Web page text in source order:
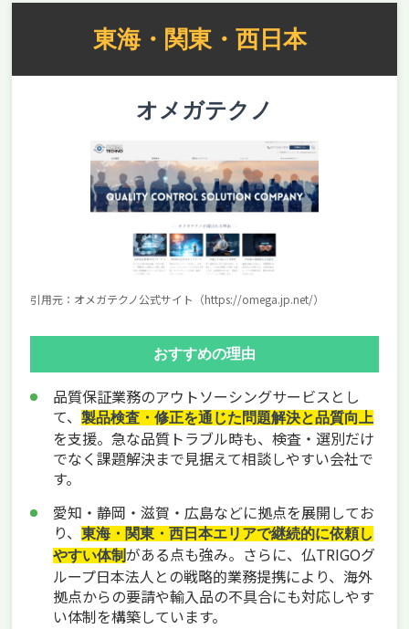
東海・関東・西日本
オメガテクノ
引用元：オメガテクノ公式サイト（https://omega.jp.net/）
おすすめの理由
品質保証業務のアウトソーシングサービスとし
て、製品検査・修正を通じた問題解決と品質向上
を支援。急な品質トラブル時も、検査・選別だけ
でなく課題解決まで見据えて相談しやすい会社で
す。
愛知・静岡・滋賀・広島などに拠点を展開してお
り、東海・関東・西日本エリアで継続的に依頼し
やすい体制がある点も強み。さらに、仏TRIGOグ
ループ日本法人との戦略的業務提携により、海外
拠点からの要請や輸入品の不具合にも対応しやす
い体制を構築しています。